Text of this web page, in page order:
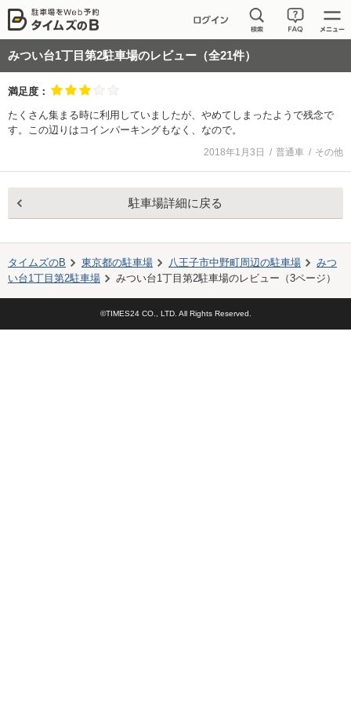
みつい台1丁目第2駐車場のレビュー（全21件）
満足度：
たくさん集まる時に利用していましたが、やめてしまったようで残念で
す。この辺りはコインパーキングもなく、なので。
2018年1月3日 普通車 その他
駐車場詳細に戻る
タイムズのB 東京都の駐車場 八王子市中野町周辺の駐車場
みつ
い台1丁目第2駐車場
みつい台1丁目第2駐車場のレビュー（3ページ）
©TIMES24 CO., LTD. All Rights Reserved.